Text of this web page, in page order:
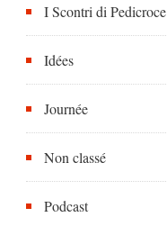
I Scontri di Pedicroce
Idées
Journée
Non classé
Podcast